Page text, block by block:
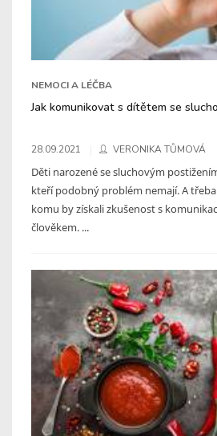
NEMOCI A LÉČBA
Jak komunikovat s dítětem se
28.09.2021 VERONIKA TŮMOVÁ
Děti narozené se sluchovým
kteří podobný problém nemají. A
komu by získali zkušenost s
člověkem. ...